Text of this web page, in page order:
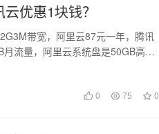
优惠1块钱？
带宽，阿里云87元一年，腾讯
流量，阿里云系统盘是50GB高效
0 75 0